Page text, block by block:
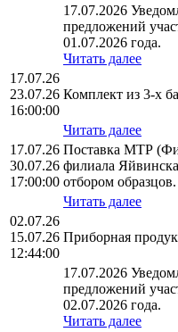
17.07.2026
предложений
01.07.2026 года.
Читать далее
17.07.26
23.07.26
16:00:00
Комплект из 3-х
Читать далее
17.07.26
30.07.26
17:00:00
Поставка МТР
филиала
отбором
Читать далее
02.07.26
15.07.26
12:44:00
Приборная
17.07.2026
предложений
02.07.2026 года.
Читать далее